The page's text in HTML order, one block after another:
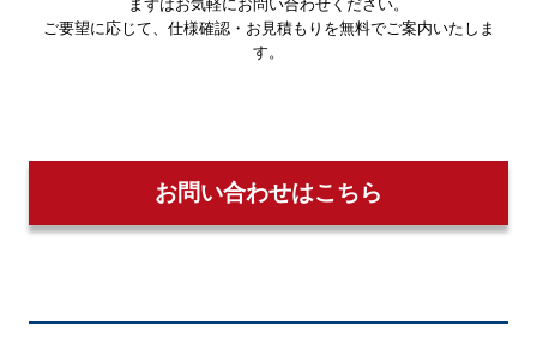
まずはお気軽にお問い合わせください。
ご要望に応じて、仕様確認・お見積もりを無料でご案内いたしま
す。
お問い合わせはこちら